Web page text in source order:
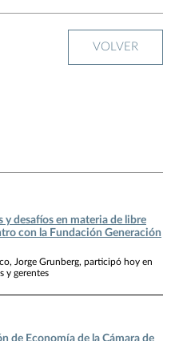
VOLVER
y desafíos en materia de libre
con la Fundación Generación
Jorge Grunberg, participó hoy en
y gerentes
de Economía de la Cámara de